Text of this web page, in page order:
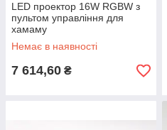
LED проектор 16W RGBW з
пультом управління для
хамаму
Немає в наявності
7 614,60 ₴